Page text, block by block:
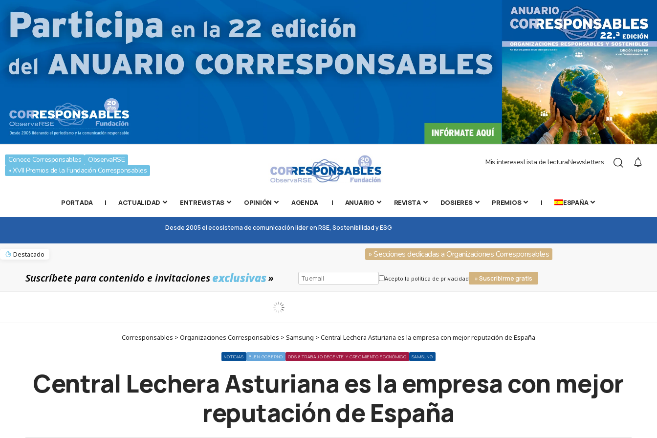
Conoce Corresponsables
ObservaRSE
» XVII Premios de la Fundación Corresponsables
Mis interesesLista de lecturaNewsletters
PORTADA | ACTUALIDAD ENTREVISTAS OPINIÓN AGENDA | ANUARIO REVISTA DOSIERES PREMIOS | ESPAÑA
Desde 2005 el ecosistema de comunicación líder en RSE, Sostenibilidad y ESG
Destacado » Secciones dedicadas a Organizaciones Corresponsables
Suscríbete para contenido e invitacionesexclusivas» Acepto la política de privacidad » Suscribirme gratis
Corresponsables > Organizaciones Corresponsables > Samsung > Central Lechera Asturiana es la empresa con mejor reputación de España
NOTICIAS BUEN GOBIERNO ODS 8 TRABAJO DECENTE Y CRECIMIENTO ECONÓMICO SAMSUNG
Central Lechera Asturiana es la empresa con mejor
reputación de España